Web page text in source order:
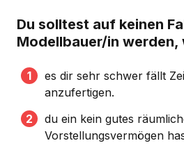
Du solltest auf keinen
Modellbauer/in werden,
es dir sehr schwer fällt
anzufertigen.
du ein kein gutes
Vorstellungsvermögen